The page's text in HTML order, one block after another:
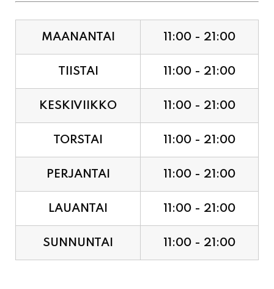
MAANANTAI 11:00 - 21:00
TIISTAI 11:00 - 21:00
KESKIVIIKKO 11:00 - 21:00
TORSTAI 11:00 - 21:00
PERJANTAI 11:00 - 21:00
LAUANTAI 11:00 - 21:00
SUNNUNTAI 11:00 - 21:00